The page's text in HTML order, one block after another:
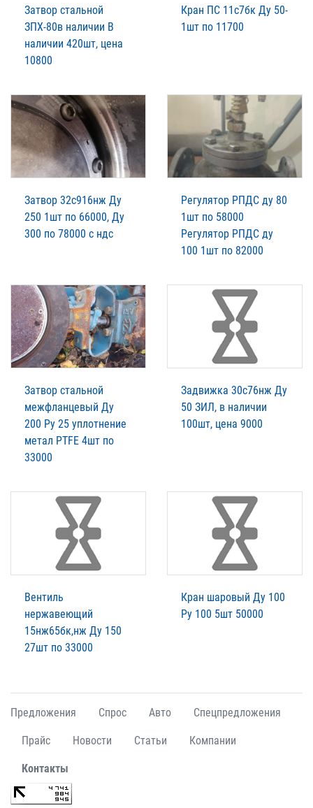
Затвор стальной
ЗПХ-80в наличии В
наличии 420шт, цена
10800
Кран ПС 11с7бк Ду 50-
1шт по 11700
Затвор 32с916нж Ду
250 1шт по 66000, Ду
300 по 78000 с ндс
Регулятор РПДС ду 80
1шт по 58000
Регулятор РПДС ду
100 1шт по 82000
Затвор стальной
межфланцевый Ду
200 Ру 25 уплотнение
метал PTFE 4шт по
33000
Задвижка 30с76нж Ду
50 ЗИЛ, в наличии
100шт, цена 9000
Вентиль
нержавеющий
15нж65бк,нж Ду 150
27шт по 33000
Кран шаровый Ду 100
Ру 100 5шт 50000
Предложения Спрос Авто Спецпредложения
Прайс Новости Статьи Компании
Контакты